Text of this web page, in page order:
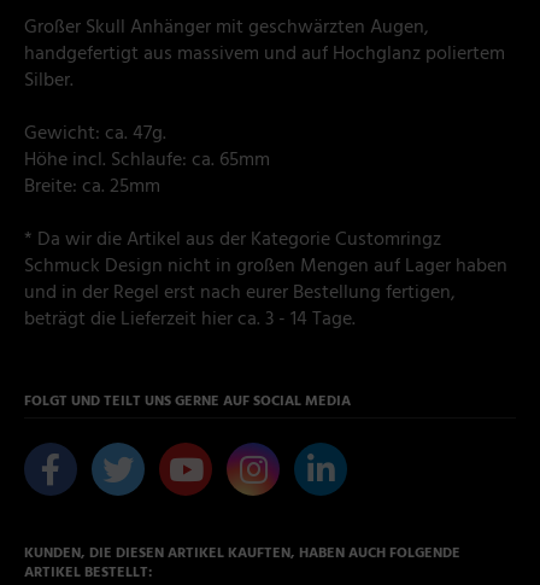
Großer Skull Anhänger mit geschwärzten Augen,
handgefertigt aus massivem und auf Hochglanz poliertem
Silber.
Gewicht: ca. 47g.
Höhe incl. Schlaufe: ca. 65mm
Breite: ca. 25mm
* Da wir die Artikel aus der Kategorie Customringz
Schmuck Design nicht in großen Mengen auf Lager haben
und in der Regel erst nach eurer Bestellung fertigen,
beträgt die Lieferzeit hier ca. 3 - 14 Tage.
FOLGT UND TEILT UNS GERNE AUF SOCIAL MEDIA
KUNDEN, DIE DIESEN ARTIKEL KAUFTEN, HABEN AUCH FOLGENDE
ARTIKEL BESTELLT: